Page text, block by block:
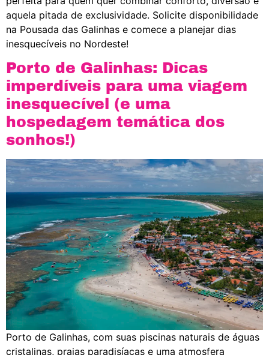
aquela pitada de exclusividade. Solicite disponibilidade
na Pousada das Galinhas e comece a planejar dias
inesquecíveis no Nordeste!
Porto de Galinhas: Dicas
imperdíveis para uma viagem
inesquecível (e uma
hospedagem temática dos
sonhos!)
Porto de Galinhas, com suas piscinas naturais de águas
cristalinas, praias paradisíacas e uma atmosfera